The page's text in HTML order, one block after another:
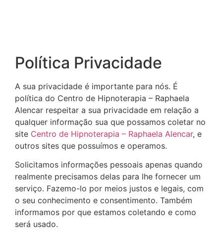
Política Privacidade
A sua privacidade é importante para nós. É
política do Centro de Hipnoterapia – Raphaela
Alencar respeitar a sua privacidade em relação a
qualquer informação sua que possamos coletar no
site Centro de Hipnoterapia – Raphaela Alencar, e
outros sites que possuímos e operamos.
Solicitamos informações pessoais apenas quando
realmente precisamos delas para lhe fornecer um
serviço. Fazemo-lo por meios justos e legais, com
o seu conhecimento e consentimento. Também
informamos por que estamos coletando e como
será usado.